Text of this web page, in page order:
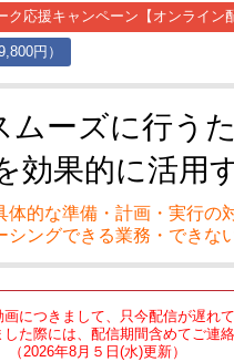
ク応援キャンペーン【オンライン
円）
ムーズに行う
効果的に活用
体的な準備・計画・実行の
シングできる業務・できな
につきまして、只今配信が遅れて
た際には、配信期間含めてご連絡
（2026年8月５日(水)更新）